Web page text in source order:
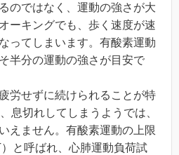
のではなく、運動の強さが大
ーキングでも、歩く速度が速
ってしまいます。有酸素運動
半分の運動の強さが目安で
労せずに続けられることが特
息切れしてしまうようでは、
えません。有酸素運動の上限
と呼ばれ、心肺運動負荷試